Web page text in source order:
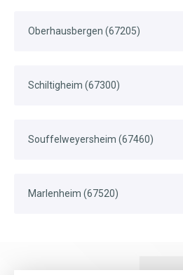
Oberhausbergen (67205)
Schiltigheim (67300)
Souffelweyersheim (67460)
Marlenheim (67520)